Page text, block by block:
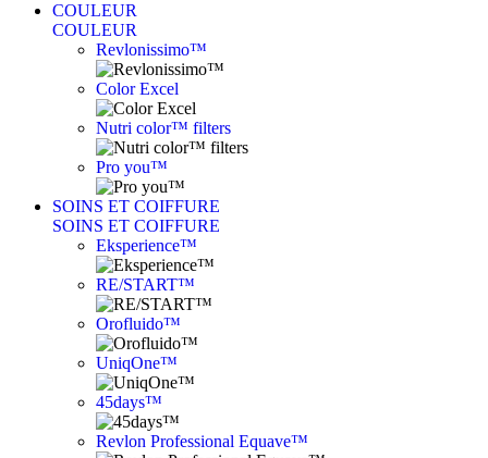
COULEUR
COULEUR
Revlonissimo™
Color Excel
Nutri color™ filters
Pro you™
SOINS ET COIFFURE
SOINS ET COIFFURE
Eksperience™
RE/START™
Orofluido™
UniqOne™
45days™
Revlon Professional Equave™